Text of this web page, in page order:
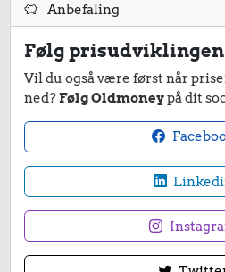
Anbefaling
Følg prisudviklingen
Vil du også være først når
ned?Følg Oldmoneypå dit